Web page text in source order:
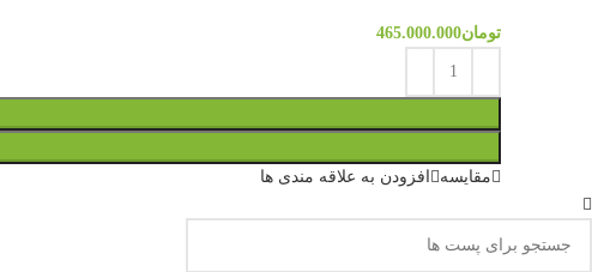
تومان465.000.000
مقایسه
افزودن به علاقه مندی ها